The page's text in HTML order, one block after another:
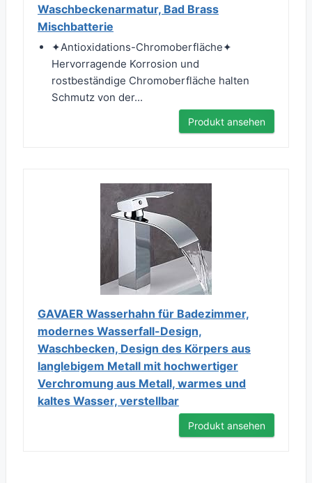
Waschbeckenarmatur, Bad Brass
Mischbatterie
✦Antioxidations-Chromoberfläche✦
Hervorragende Korrosion und
rostbeständige Chromoberfläche halten
Schmutz von der...
Produkt ansehen
GAVAER Wasserhahn für Badezimmer,
modernes Wasserfall-Design,
Waschbecken, Design des Körpers aus
langlebigem Metall mit hochwertiger
Verchromung aus Metall, warmes und
kaltes Wasser, verstellbar
Produkt ansehen